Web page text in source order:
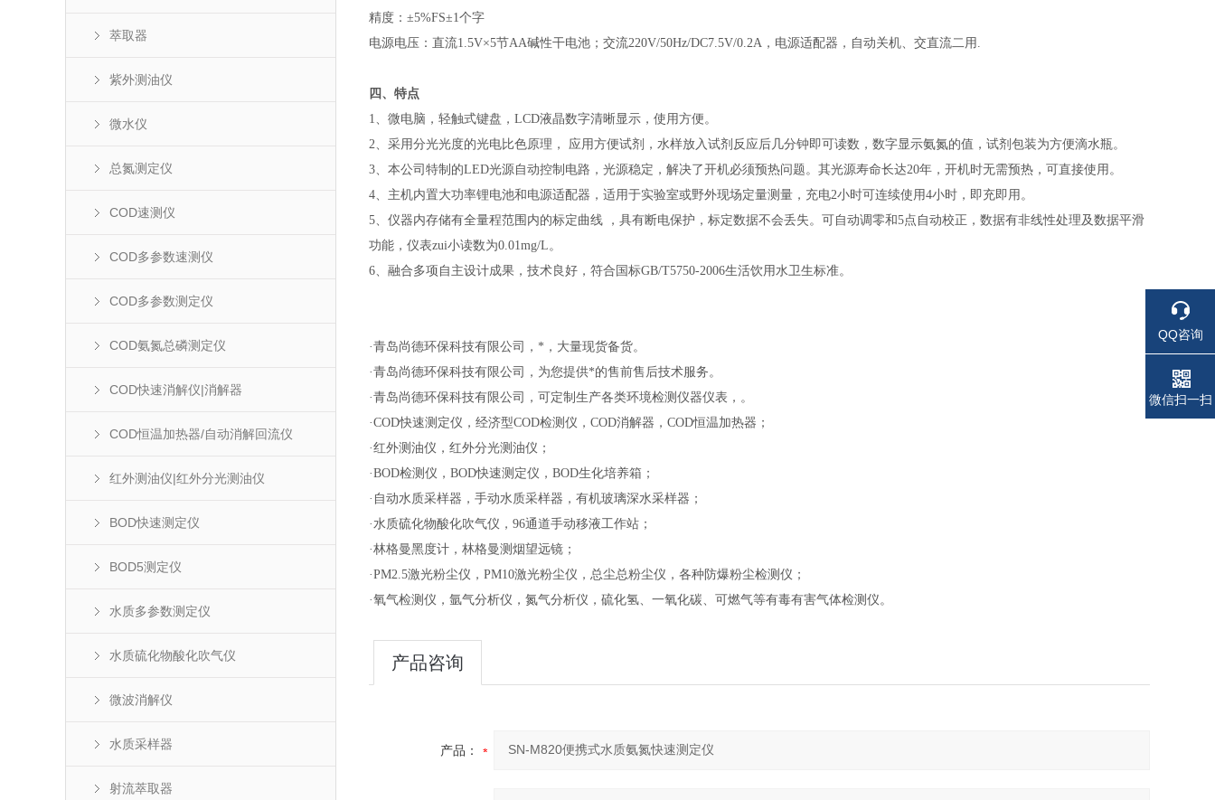
萃取器
紫外测油仪
微水仪
总氮测定仪
COD速测仪
COD多参数速测仪
COD多参数测定仪
COD氨氮总磷测定仪
COD快速消解仪|消解器
COD恒温加热器/自动消解回流仪
红外测油仪|红外分光测油仪
BOD快速测定仪
BOD5测定仪
水质多参数测定仪
水质硫化物酸化吹气仪
微波消解仪
水质采样器
射流萃取器
精度：±5%FS±1个字
电源电压：直流1.5V×5节AA碱性干电池；交流220V/50Hz/DC7.5V/0.2A，电源适配器，自动关机、交直流二用.
四、特点
1、微电脑，轻触式键盘，LCD液晶数字清晰显示，使用方便。
2、采用分光光度的光电比色原理， 应用方便试剂，水样放入试剂反应后几分钟即可读数，数字显示氨氮的值，试剂包装为方便滴水瓶。
3、本公司特制的LED光源自动控制电路，光源稳定，解决了开机必须预热问题。其光源寿命长达20年，开机时无需预热，可直接使用。
4、主机内置大功率锂电池和电源适配器，适用于实验室或野外现场定量测量，充电2小时可连续使用4小时，即充即用。
5、仪器内存储有全量程范围内的标定曲线 ，具有断电保护，标定数据不会丢失。可自动调零和5点自动校正，数据有非线性处理及数据平滑
功能，仪表zui小读数为0.01mg/L。
6、融合多项自主设计成果，技术良好，符合国标GB/T5750-2006生活饮用水卫生标准。
·青岛尚德环保科技有限公司，*，大量现货备货。
·青岛尚德环保科技有限公司，为您提供*的售前售后技术服务。
·青岛尚德环保科技有限公司，可定制生产各类环境检测仪器仪表，。
·COD快速测定仪，经济型COD检测仪，COD消解器，COD恒温加热器；
·红外测油仪，红外分光测油仪；
·BOD检测仪，BOD快速测定仪，BOD生化培养箱；
·自动水质采样器，手动水质采样器，有机玻璃深水采样器；
·水质硫化物酸化吹气仪，96通道手动移液工作站；
·林格曼黑度计，林格曼测烟望远镜；
·PM2.5激光粉尘仪，PM10激光粉尘仪，总尘总粉尘仪，各种防爆粉尘检测仪；
·氧气检测仪，氩气分析仪，氮气分析仪，硫化氢、一氧化碳、可燃气等有毒有害气体检测仪。
产品咨询
产品：
QQ咨询
电话
电话
微信扫一扫